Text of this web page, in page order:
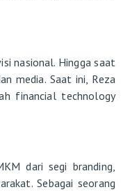
nasional. Hingga saat
media. Saat ini, Reza
financial technology
dari segi branding,
Sebagai seorang